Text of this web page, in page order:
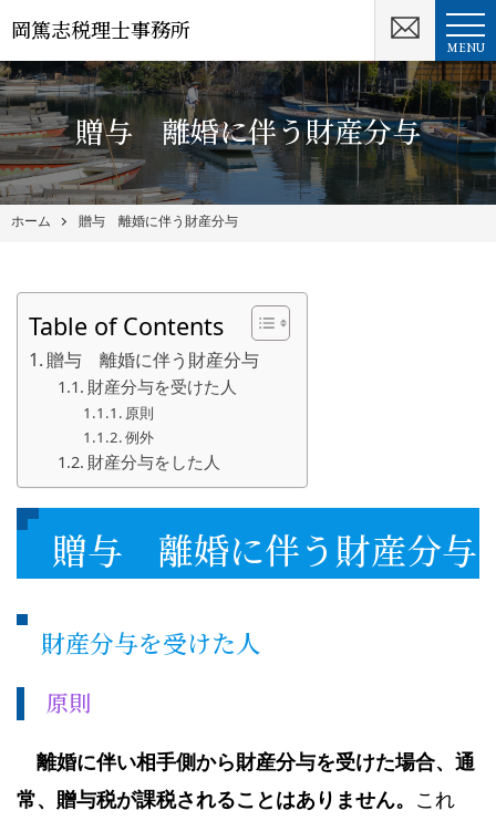
岡篤志税理士事務所
MENU
贈与 離婚に伴う財産分与
ホーム 贈与 離婚に伴う財産分与
Table of Contents
贈与 離婚に伴う財産分与
財産分与を受けた人
原則
例外
財産分与をした人
贈与 離婚に伴う財産分与
財産分与を受けた人
原則
離婚に伴い相手側から財産分与を受けた場合、通
常、贈与税が課税されることはありません。 これ